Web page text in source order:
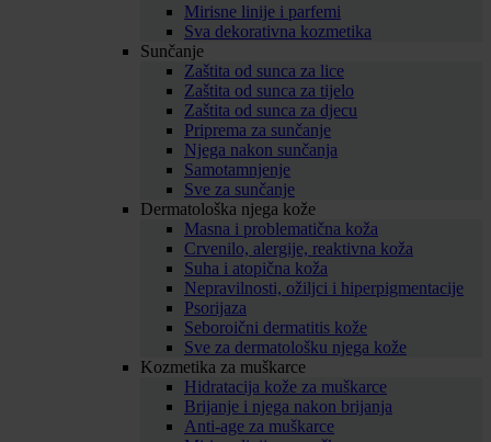
Mirisne linije i parfemi
Sva dekorativna kozmetika
Sunčanje
Zaštita od sunca za lice
Zaštita od sunca za tijelo
Zaštita od sunca za djecu
Priprema za sunčanje
Njega nakon sunčanja
Samotamnjenje
Sve za sunčanje
Dermatološka njega kože
Masna i problematična koža
Crvenilo, alergije, reaktivna koža
Suha i atopična koža
Nepravilnosti, ožiljci i hiperpigmentacije
Psorijaza
Seboroični dermatitis kože
Sve za dermatološku njega kože
Kozmetika za muškarce
Hidratacija kože za muškarce
Brijanje i njega nakon brijanja
Anti-age za muškarce